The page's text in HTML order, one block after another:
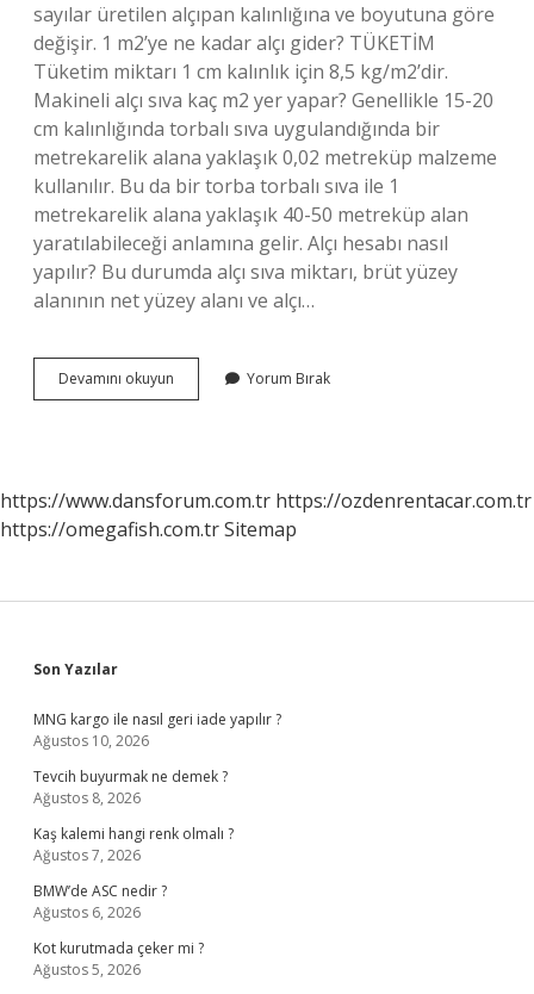
sayılar üretilen alçıpan kalınlığına ve boyutuna göre
değişir. 1 m2’ye ne kadar alçı gider? TÜKETİM
Tüketim miktarı 1 cm kalınlık için 8,5 kg/m2’dir.
Makineli alçı sıva kaç m2 yer yapar? Genellikle 15-20
cm kalınlığında torbalı sıva uygulandığında bir
metrekarelik alana yaklaşık 0,02 metreküp malzeme
kullanılır. Bu da bir torba torbalı sıva ile 1
metrekarelik alana yaklaşık 40-50 metreküp alan
yaratılabileceği anlamına gelir. Alçı hesabı nasıl
yapılır? Bu durumda alçı sıva miktarı, brüt yüzey
alanının net yüzey alanı ve alçı…
Devamını okuyun
Torba
Kapatır
Yorum Bırak
https://www.dansforum.com.tr https://ozdenrentacar.com.tr
https://omegafish.com.trSitemap
Sidebar
Son Yazılar
MNG kargo ile nasıl geri iade yapılır ?
Ağustos 10, 2026
Tevcih buyurmak ne demek ?
Ağustos 8, 2026
Kaş kalemi hangi renk olmalı ?
Ağustos 7, 2026
BMW’de ASC nedir ?
Ağustos 6, 2026
Kot kurutmada çeker mi ?
Ağustos 5, 2026